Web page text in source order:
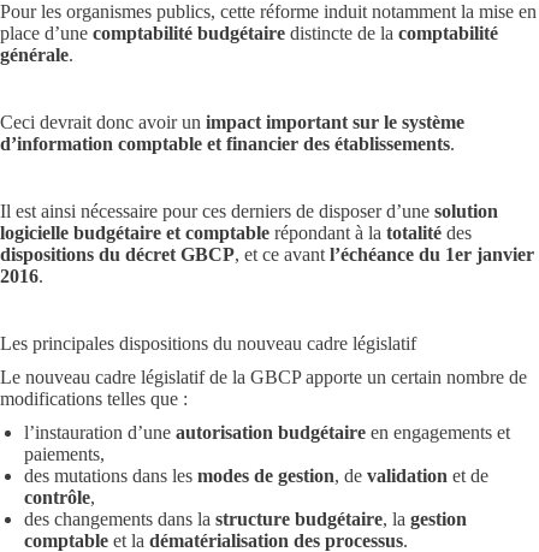
Pour les organismes publics, cette réforme induit notamment la mise en
place d’une comptabilité budgétaire distincte de la comptabilité
générale.
Ceci devrait donc avoir un impact important sur le système
d’information comptable et financier des établissements.
Il est ainsi nécessaire pour ces derniers de disposer d’une solution
logicielle budgétaire et comptable répondant à la totalité des
dispositions du décret GBCP, et ce avant l’échéance du 1er janvier
2016.
Les principales dispositions du nouveau cadre législatif
Le nouveau cadre législatif de la GBCP apporte un certain nombre de
modifications telles que :
l’instauration d’une autorisation budgétaire en engagements et
paiements,
des mutations dans les modes de gestion, de validation et de
contrôle,
des changements dans la structure budgétaire, la gestion
comptable et la dématérialisation des processus.